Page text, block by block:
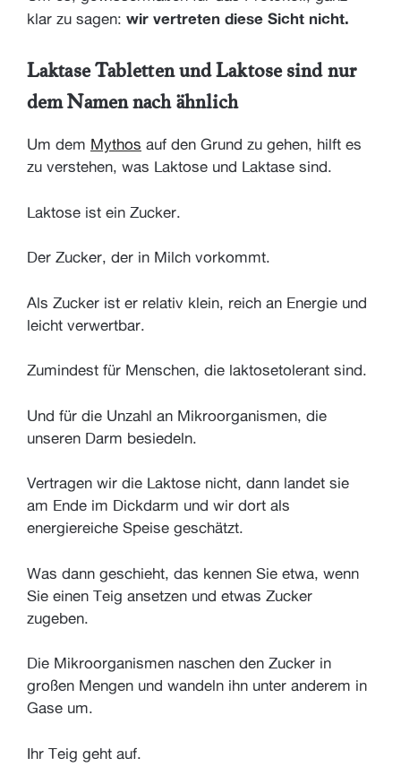
klar zu sagen: wir vertreten diese Sicht nicht.
Laktase Tabletten und Laktose sind nur
dem Namen nach ähnlich
Um dem Mythos auf den Grund zu gehen, hilft es
zu verstehen, was Laktose und Laktase sind.
Laktose ist ein Zucker.
Der Zucker, der in Milch vorkommt.
Als Zucker ist er relativ klein, reich an Energie und
leicht verwertbar.
Zumindest für Menschen, die laktosetolerant sind.
Und für die Unzahl an Mikroorganismen, die
unseren Darm besiedeln.
Vertragen wir die Laktose nicht, dann landet sie
am Ende im Dickdarm und wir dort als
energiereiche Speise geschätzt.
Was dann geschieht, das kennen Sie etwa, wenn
Sie einen Teig ansetzen und etwas Zucker
zugeben.
Die Mikroorganismen naschen den Zucker in
großen Mengen und wandeln ihn unter anderem in
Gase um.
Ihr Teig geht auf.